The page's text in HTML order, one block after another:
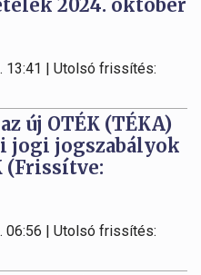
2024. október
13:41 | Utolsó frissítés:
új OTÉK (TÉKA)
jogi jogszabályok
(Frissítve:
06:56 | Utolsó frissítés: